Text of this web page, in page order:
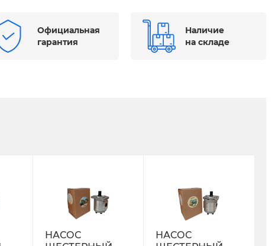
Официальная
гарантия
Наличие
на складе
НАСОС
НАСОС